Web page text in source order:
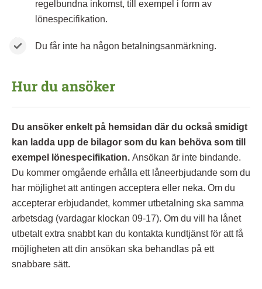
regelbundna inkomst, till exempel i form av
lönespecifikation.
Du får inte ha någon betalningsanmärkning.
Hur du ansöker
Du ansöker enkelt på hemsidan där du också smidigt
kan ladda upp de bilagor som du kan behöva som till
exempel lönespecifikation. Ansökan är inte bindande.
Du kommer omgående erhålla ett låneerbjudande som du
har möjlighet att antingen acceptera eller neka. Om du
accepterar erbjudandet, kommer utbetalning ska samma
arbetsdag (vardagar klockan 09-17). Om du vill ha lånet
utbetalt extra snabbt kan du kontakta kundtjänst för att få
möjligheten att din ansökan ska behandlas på ett
snabbare sätt.